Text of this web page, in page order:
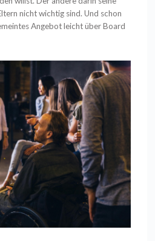
nicht wichtig sind. Und schon
Angebot leicht über Board